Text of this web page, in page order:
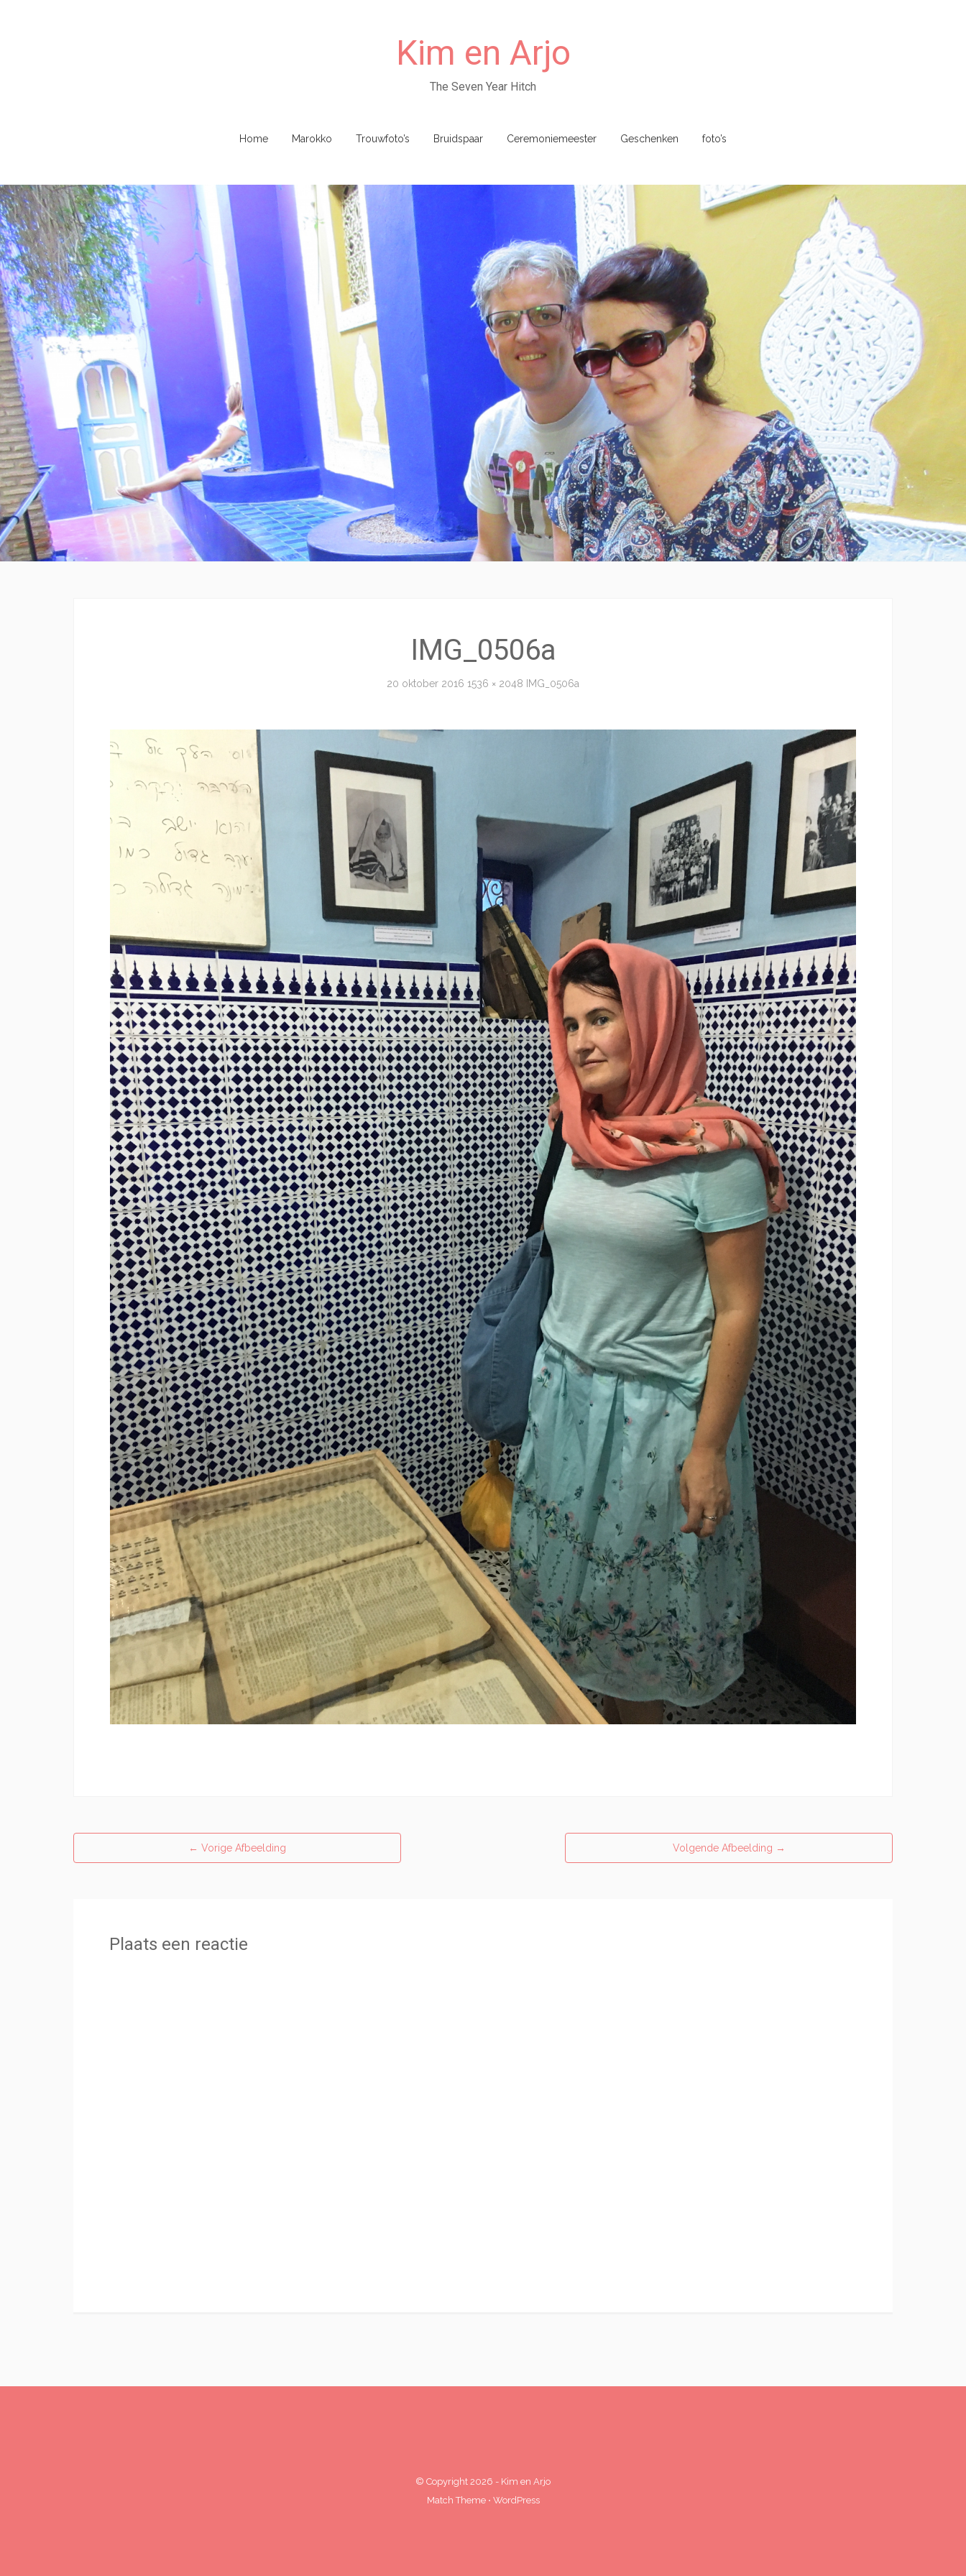
Kim en Arjo
The Seven Year Hitch
Home Marokko Trouwfoto’s Bruidspaar Ceremoniemeester Geschenken foto’s
IMG_0506a
20 oktober 2016 1536 × 2048 IMG_0506a
← Vorige Afbeelding Volgende Afbeelding →
Plaats een reactie
© Copyright 2026 - Kim en Arjo
Match Theme⋅ WordPress